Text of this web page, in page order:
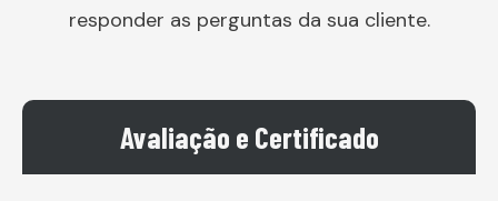
responder as perguntas da sua cliente.
Avaliação e Certificado